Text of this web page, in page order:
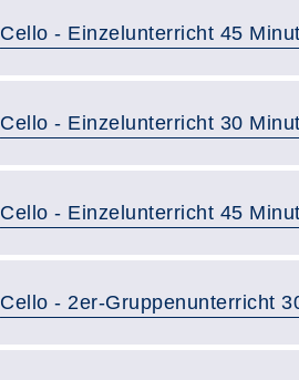
Cello - Einzelunterricht 45
Cello - Einzelunterricht 30
Cello - Einzelunterricht 45
Cello - 2er-Gruppenunterricht